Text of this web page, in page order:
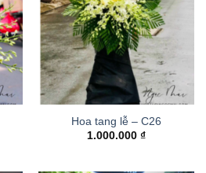
Hoa tang lễ – C26
1.000.000 ₫